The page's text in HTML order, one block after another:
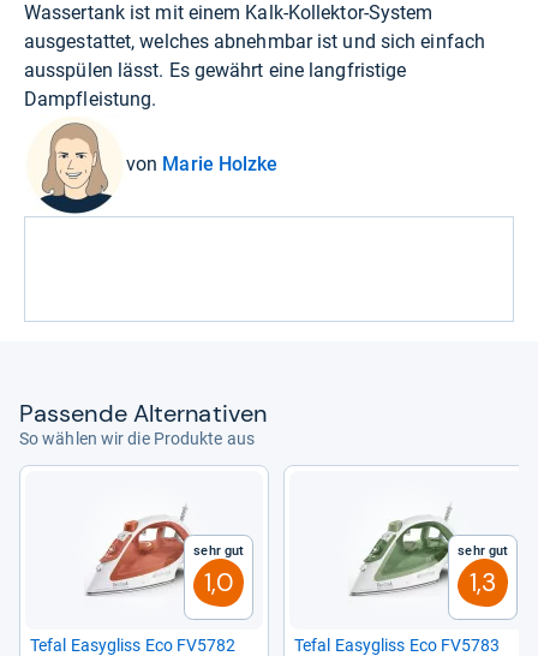
Wassertank ist mit einem Kalk-Kollektor-System
ausgestattet, welches abnehmbar ist und sich einfach
ausspülen lässt. Es gewährt eine langfristige
Dampfleistung.
von Marie Holzke
Pas­sende Alter­na­ti­ven
So wählen wir die Produkte aus
Sehr gut
1,0
Tefal Easy­g­liss Eco FV5782
Sehr gut
1,3
Tefal Easy­g­liss Eco FV5783